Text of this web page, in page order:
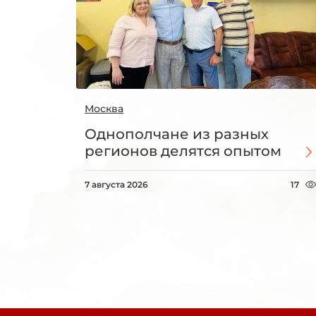
Москва
Однополчане из разных
регионов делятся опытом
7 августа 2026 17